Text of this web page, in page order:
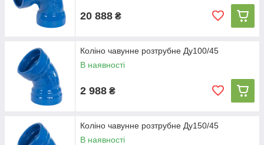
20 888 ₴
Коліно чавунне розтрубне Ду100/45
В наявності
2 988 ₴
Коліно чавунне розтрубне Ду150/45
В наявності